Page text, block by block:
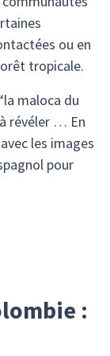
ou en
tropicale.
maloca du
révéler … En
les images
pour
: